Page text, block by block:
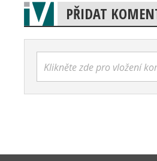
PŘIDAT
Klikněte zde pro vložení